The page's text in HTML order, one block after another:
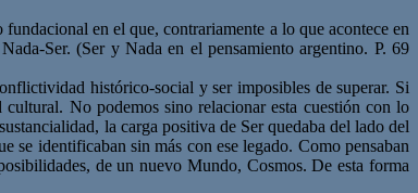
en el que, contrariamente a lo que acontece en
Ser. (Ser y Nada en el pensamiento argentino. P. 69
histórico-social y ser imposibles de superar. Si
No podemos sino relacionar esta cuestión con lo
la carga positiva de Ser quedaba del lado del
se identificaban sin más con ese legado. Como pensaban
de un nuevo Mundo, Cosmos. De esta forma